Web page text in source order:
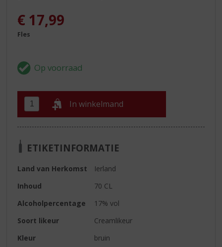
€ 17,99
Fles
In winkelmand
ETIKETINFORMATIE
Land van Herkomst
Ierland
Inhoud
70 CL
Alcoholpercentage
17% vol
Soort likeur
Creamlikeur
Kleur
bruin